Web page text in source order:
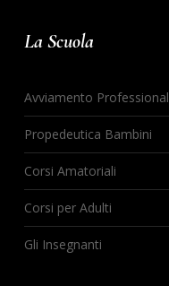
La Scuola
Avviamento
Propedeutica Bambini
Corsi Amatoriali
Corsi per Adulti
Gli Insegnanti